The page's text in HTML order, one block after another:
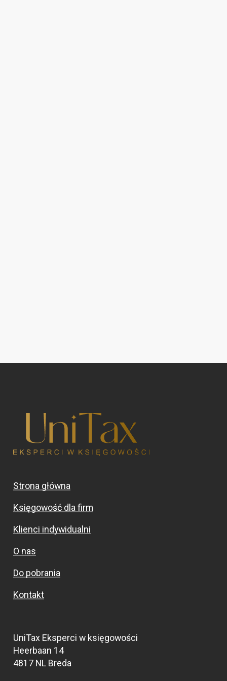
Strona główna
Księgowość dla firm
Klienci indywidualni
O nas
Do pobrania
Kontakt
UniTax Eksperci w księgowości
Heerbaan 14
4817 NL Breda